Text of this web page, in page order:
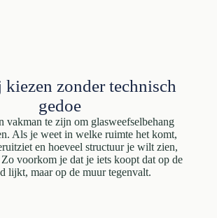
zonder technisch
gedoe
vakman te zijn om glasweefselbehang
Als je weet in welke ruimte het komt,
en hoeveel structuur je wilt zien,
voorkom je dat je iets koopt dat op de
lijkt, maar op de muur tegenvalt.